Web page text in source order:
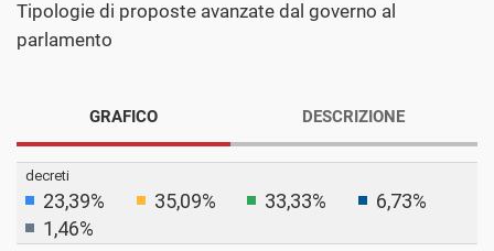
Tipologie di proposte avanzate dal governo al
parlamento
GRAFICO DESCRIZIONE